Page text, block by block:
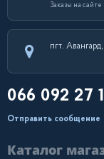
Заказы на
пгт.
066 092 27
Отправить сообщение
Каталог